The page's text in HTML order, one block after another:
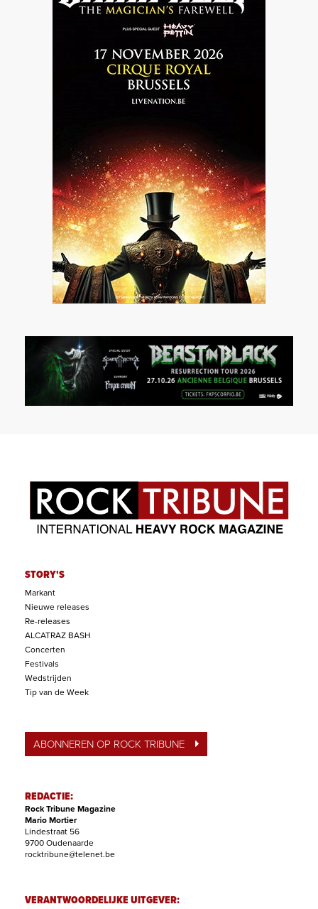
STORY'S
Markant
Nieuwe releases
Re-releases
ALCATRAZ BASH
Concerten
Festivals
Wedstrijden
Tip van de Week
ABONNEREN OP ROCK TRIBUNE
REDACTIE:
Rock Tribune Magazine
Mario Mortier
Lindestraat 56
9700 Oudenaarde
rocktribune@telenet.be
VERANTWOORDELIJKE UITGEVER: